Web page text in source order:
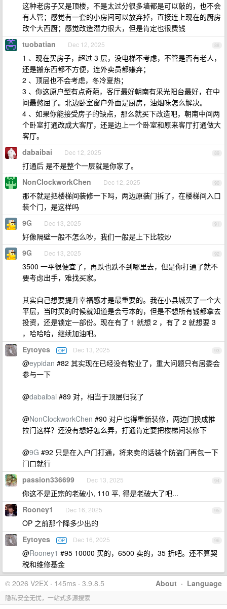
这种老房子又是顶楼，不是太过分很多墙都是可以敲的，也不会
有人管；感觉有一套的小房间可以放弃掉，直接连上现在的厨房
改个大西厨；感觉改造潜力很大，但是肯定也很费钱
88
tuobatian Dec 12, 2025
1 、现在买房子，超过 3 层，没电梯不考虑，不管是否有老人，
还是搬东西都不方便，连外卖员都嫌弃；
2 、顶层也不会考虑，冬冷夏热；
3 、你这原户型有点奇葩，客厅最好朝南有采光阳台最好，在中
间最憋屈了。北边卧室窗户外面是厨房，油烟味怎么解决。
4 、如果你能接受房子的缺点，那么就买下改造吧，朝南中间两
个卧室打通改成大客厅，还是边上一个卧室和原来客厅打通做大
客厅。
89
dabaibai Dec 12, 2025
打通后 是不是整个一层就是你家了。
90
NonClockworkChen Dec 12, 2025
那不就是把楼梯间装修一下吗，两边原装门拆了，在楼梯间入口
装个门，是这样吗
91
9G Dec 13, 2025
好像隔壁一般不怎么吵，我们一般是上下比较炒
92
9G Dec 13, 2025
3500 一平很便宜了，再跌也跌不到哪里去，但是你打通了就不
要考虑出手，难找买家。
其实自己想要提升幸福感才是最重要的。我在小县城买了一个大
平层，当时买的时候就知道是会亏本的，但是不想所有钱都拿去
投资，还是锁定一部份。现在有了 1 就想 2 ，有了 2 就想要 3
，哈哈哈，继续加油吧。
93
Eytoyes OP Dec 13, 2025
@eypidan #82 其实现在已经没有物业了，重大问题只有居委会
参与一下
@dabaibai #89 对，相当于顶层归我了
@NonClockworkChen #90 对户也得重新装修，两边门换成推
拉门这样？还没有想好怎么弄，打通肯定要把楼梯间装修下
@9G #92 只是在入户门打通，将来卖的话装个防盗门再包一下
门口就行
94
passion336699 Dec 13, 2025
你这不是正宗的老破小, 110 平, 得是老破大了吧...
95
Rooney1 Dec 16, 2025
OP 之前那个降多少出的
96
Eytoyes OP Dec 16, 2025
@Rooney1 #95 10000 买的，6500 卖的，35 折吧。还不算契
税和维修基金
About · Language
© 2026 V2EX · 145ms · 3.9.8.5
隐私安全无忧，一站式多源搜索